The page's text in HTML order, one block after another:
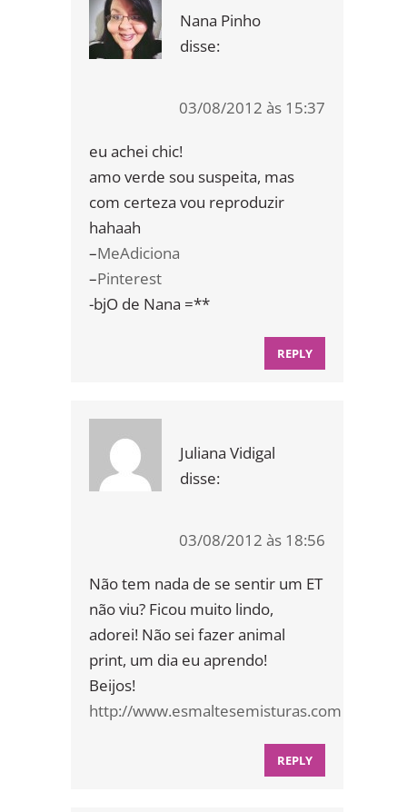
Nana Pinho
disse:
03/08/2012 às 15:37
eu achei chic!
amo verde sou suspeita, mas
com certeza vou reproduzir
hahaah
–MeAdiciona
–Pinterest
-bjO de Nana =**
REPLY
Juliana Vidigal
disse:
03/08/2012 às 18:56
Não tem nada de se sentir um ET
não viu? Ficou muito lindo,
adorei! Não sei fazer animal
print, um dia eu aprendo!
Beijos!
http://www.esmaltesemisturas.com
REPLY